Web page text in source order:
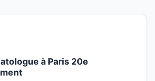
à Paris 20e